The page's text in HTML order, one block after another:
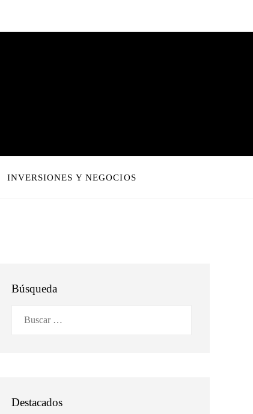
INVERSIONES Y NEGOCIOS
Búsqueda
Destacados